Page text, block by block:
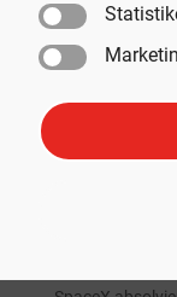
Neueste
Tesla Semi